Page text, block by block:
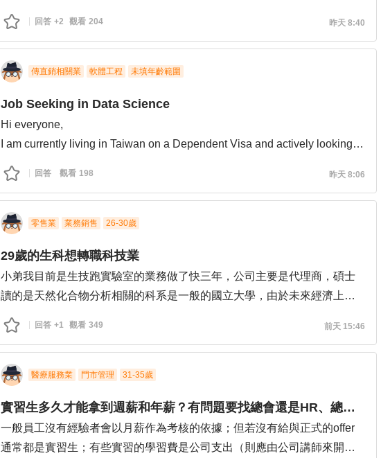
天上午進辦公室實體參與核心決策與溝通，下午採用遠距混合辦公」的工
作模式？
主要資歷如下：
1.大型會計師事務所-4年
3.製造業會計課長-2年
4.財務行政-2年
5.資金/股務人員-2年
其中資金及股務的部分有經歷過特別的專案
回答 +2 觀看 204 昨天 8:40
傳直銷相關業 軟體工程 未填年齡範圍
Job Seeking in Data Science
Hi everyone,
I am currently living in Taiwan on a Dependent Visa and actively looking
for a job, seeking advice or leads on opportunities in Data Science, Data
Analysis, or Business Intelligence. I'm primarily aiming for junior data roles
or entry-level roles.
I hold a master's degree in data Science and have approximately 1.5 years
currently learning Mandarin. Given my visa status and experience
background, I would like to know:
1. The best strategies for securing junior-level data positions here in a
local company or an MNC?
回答 觀看 198 昨天 8:06
零售業 業務銷售 26-30歲
29歲的生科想轉職科技業
小弟我目前是生技跑實驗室的業務做了快三年，公司主要是代理商，碩士
讀的是天然化合物分析相關的科系是一般的國立大學，由於未來經濟上的
考量加上實在不太喜歡現在的跑道，想要轉職科技業，但不知道要往那個
方向準備比較好，在考慮是否要準備念電機之類的碩士，還是說自學一些
數據分析的程式像是python，又或著培養科技業能接受的化學合成底子，
不知道各位大佬有甚麼建議呢
回答 +1 觀看 349 前天 15:46
醫療服務業 門市管理 31-35歲
實習生多久才能拿到週薪和年薪？有問題要找總會還是HR、總裁？
一般員工沒有經驗者會以月薪作為考核的依據；但若沒有給與正式的offer
通常都是實習生；有些實習的學習費是公司支出（則應由公司講師來開